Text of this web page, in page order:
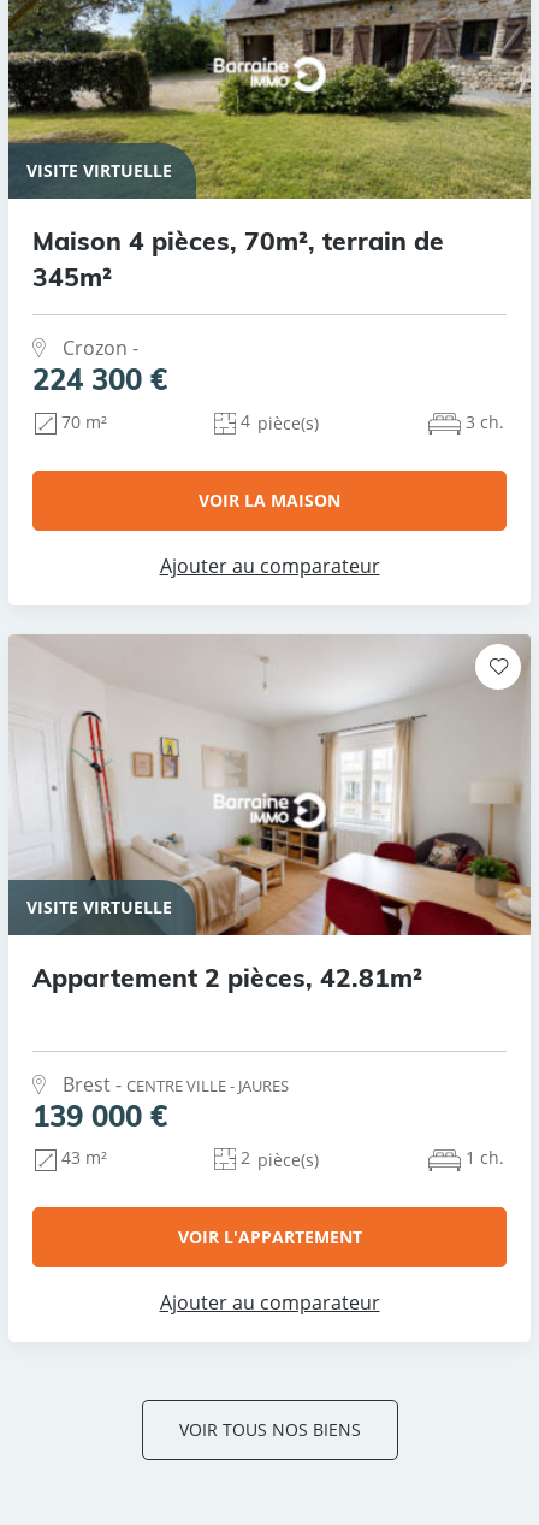
VISITE VIRTUELLE
Maison 4 pièces, 70m², terrain de
345m²
Crozon -
224 300 €
70 m² 4 pièce(s) 3 ch.
VOIR LA MAISON
Ajouter au comparateur
VISITE VIRTUELLE
Appartement 2 pièces, 42.81m²
Brest - CENTRE VILLE - JAURES
139 000 €
43 m² 2 pièce(s) 1 ch.
VOIR L'APPARTEMENT
Ajouter au comparateur
VOIR TOUS NOS BIENS